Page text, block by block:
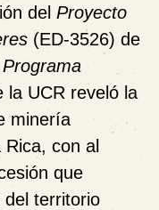
del Proyecto
(ED-3526) de
Programa
la UCR reveló la
minería
Rica, con al
que
del territorio